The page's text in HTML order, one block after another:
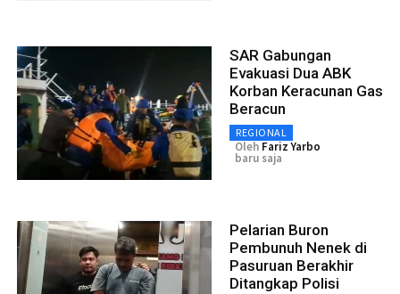
SAR Gabungan
Evakuasi Dua ABK
Korban Keracunan Gas
Beracun
REGIONAL
Oleh Fariz Yarbo
baru saja
Pelarian Buron
Pembunuh Nenek di
Pasuruan Berakhir
Ditangkap Polisi